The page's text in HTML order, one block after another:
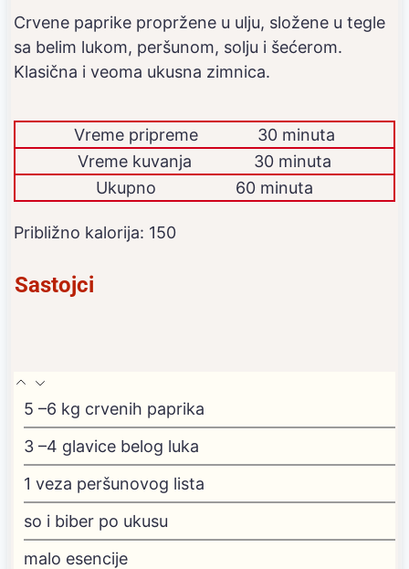
Crvene paprike propržene u ulju, složene u tegle
sa belim lukom, peršunom, solju i šećerom.
Klasična i veoma ukusna zimnica.
Vreme pripreme
30 minuta
Vreme kuvanja
30 minuta
Ukupno
60 minuta
Približno kalorija: 150
Sastojci
5 –6 kg crvenih paprika
3 –4 glavice belog luka
1 veza peršunovog lista
so i biber po ukusu
malo esencije